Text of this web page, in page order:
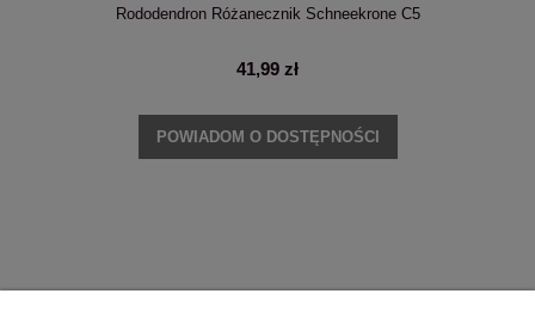
Rododendron Różanecznik Schneekrone C5
41,99 zł
POWIADOM O DOSTĘPNOŚCI